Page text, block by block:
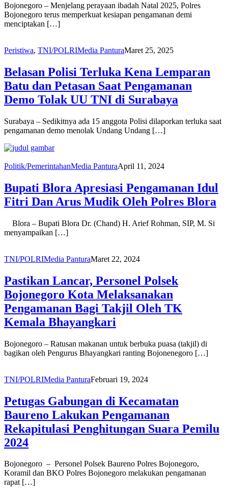
Bojonegoro – Menjelang perayaan ibadah Natal 2025, Polres
Bojonegoro terus memperkuat kesiapan pengamanan demi
menciptakan […]
Peristiwa, TNI/POLRIMedia PanturaMaret 25, 2025
Belasan Polisi Terluka Kena Lemparan
Batu dan Petasan Saat Pengamanan
Demo Tolak UU TNI di Surabaya
Surabaya – Sedikitnya ada 15 anggota Polisi dilaporkan terluka saat
pengamanan demo menolak Undang Undang […]
Politik/PemerintahanMedia PanturaApril 11, 2024
Bupati Blora Apresiasi Pengamanan Idul
Fitri Dan Arus Mudik Oleh Polres Blora
Blora – Bupati Blora Dr. (Chand) H. Arief Rohman, SIP, M. Si
menyampaikan […]
TNI/POLRIMedia PanturaMaret 22, 2024
Pastikan Lancar, Personel Polsek
Bojonegoro Kota Melaksanakan
Pengamanan Bagi Takjil Oleh TK
Kemala Bhayangkari
Bojonegoro – Ratusan makanan untuk berbuka puasa (takjil) di
bagikan oleh Pengurus Bhayangkari ranting Bojonenegoro […]
TNI/POLRIMedia PanturaFebruari 19, 2024
Petugas Gabungan di Kecamatan
Baureno Lakukan Pengamanan
Rekapitulasi Penghitungan Suara Pemilu
2024
Bojonegoro – Personel Polsek Baureno Polres Bojonegoro,
Koramil dan BKO Polres Bojonegoro melakukan pengamanan
rapat […]